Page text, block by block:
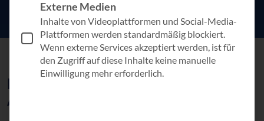
Herausforderungen meistern im
Aufbau von IT-Services
Externe Medien
Inhalte von Videoplattformen und Social-Media-
Plattformen werden standardmäßig blockiert.
Wenn externe Services akzeptiert werden, ist für
den Zugriff auf diese Inhalte keine manuelle
Einwilligung mehr erforderlich.